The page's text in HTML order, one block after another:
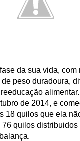
da sua vida,
peso duradoura,
alimentar.
de 2014, e
18 quilos que ela
quilos